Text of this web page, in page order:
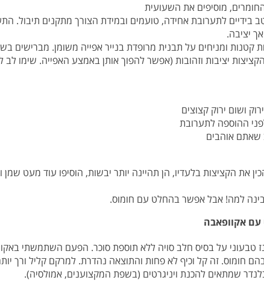
מוסיפים את השעועית
בידיים לתערובת אחידה, טועמים ובמידת הצורך מתקנים תיבול.
יציבה.
קטנות ומניחים על תבנית מרופדת בנייר אפייה משומן. מברישים
עד שהקציצות יציבות וזהובות (אפשר להפוך אותן באמצע האפייה. שימו לב
ושום ירוק קצוצים
ההוספה לתערובת
שאתם אוהבים
את הקציצות בלעדיו, הן תהיינה יותר יבשות, הוסיפו עוד מעט שמן
למה! אבל אפשר בהחלט עם חומוס.
עם אקוופאבה
טבעוני על בסיס חלב סויה ללא תוספת סוכר. הפעם השתמשתי
חומוס. זה קל וכיף לא פחות והתוצאה נהדרת. למרקם קליל ורך
שמתאים להכנת ויניגרטים (בשפת המקצוענים, אמולסיה).